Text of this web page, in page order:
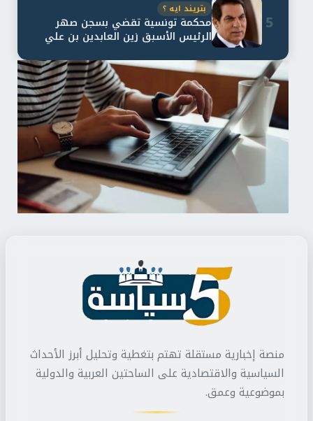
5
بتريند ايه ؟
محكمة تونسية تقضي بسجن صهر
الرئيس الأسبق زين العابدين بن علي
منصة إخبارية مستقلة تهتم بتغطية وتحليل أبرز الأحداث
السياسية والاقتصادية على الساحتين العربية والدولية
بموضوعية وعمق.